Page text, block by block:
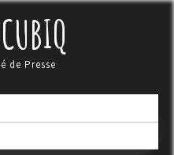
de Presse